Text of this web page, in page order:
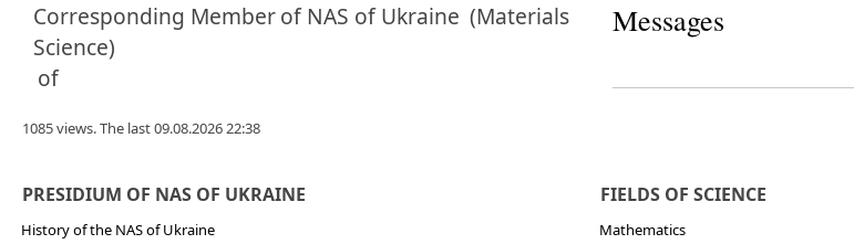
Corresponding Memberof NAS of Ukraine (Materials
Science)
of
1085 views. The last 09.08.2026 22:38
Messages
PRESIDIUM OF NAS OF UKRAINE
History of the NAS of Ukraine
FIELDS OF SCIENCE
Mathematics